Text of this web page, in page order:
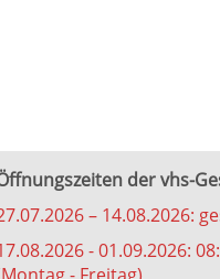
der vhs-
– 14.08.2026:
- 01.09.2026: